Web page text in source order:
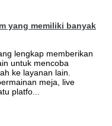
yang memiliki banyak
lengkap memberikan
untuk mencoba
ke layanan lain.
meja, live
platfo...